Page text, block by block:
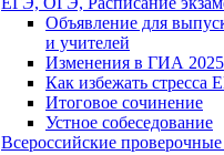
Объявление для
и учителей
Изменения в ГИА 2025
Как избежать стресса
Итоговое сочинение
Устное собеседование
Всероссийские